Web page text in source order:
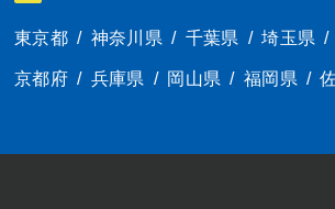
東京都 / 神奈川県 / 千葉県 / 埼玉県 /
京都府 / 兵庫県 / 岡山県 / 福岡県 /